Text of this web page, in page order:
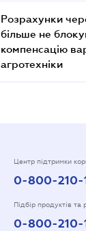
Розрахунки
більше не
компенсацію
агротехніки
Центр підтримки
0-800-210-
Підбір продуктів та
0-800-210-